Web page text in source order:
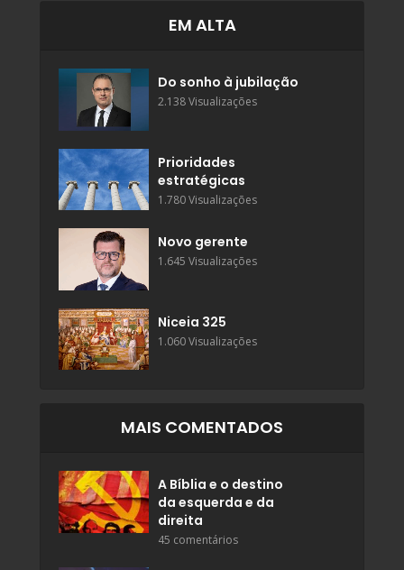
EM ALTA
Do sonho à jubilação
2.138 Visualizações
Prioridades
estratégicas
1.780 Visualizações
Novo gerente
1.645 Visualizações
Niceia 325
1.060 Visualizações
MAIS COMENTADOS
A Bíblia e o destino
da esquerda e da
direita
45 comentários